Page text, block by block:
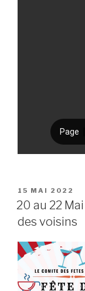
PUBLIÉ
LE
15 MAI 2022
20 au 22
des voisins